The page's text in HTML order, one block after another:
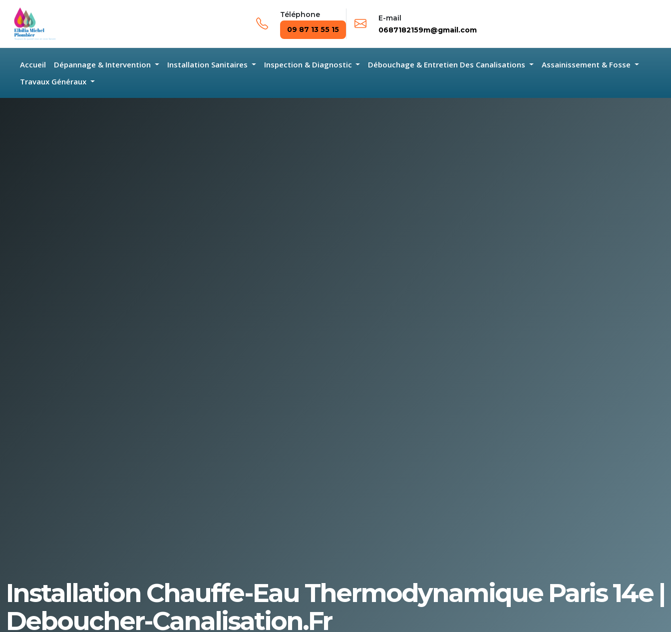
Skip to main content
Téléphone
09 87 13 55 15
E-mail
0687182159m@gmail.com
Accueil Dépannage & Intervention Installation Sanitaires Inspection & Diagnostic Débouchage & Entretien Des Canalisations
Assainissement & Fosse
Travaux Généraux
Installation Chauffe-Eau Thermodynamique Paris 14e |
Deboucher-Canalisation.fr